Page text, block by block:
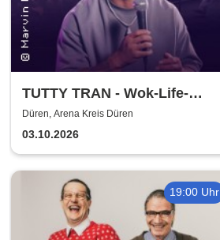
TUTTY TRAN - Wok-Life-
Balance
Düren, Arena Kreis Düren
03.10.2026
19:00 Uhr